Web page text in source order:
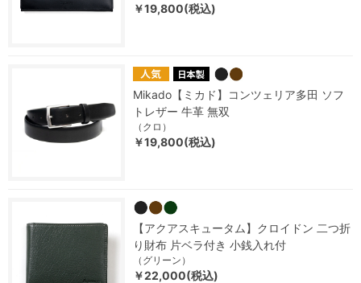
￥19,800(税込)
Mikado【ミカド】コンツェリア多田 ソフ
トレザー 牛革 無双
（クロ）
￥19,800(税込)
【アクアスキュータム】クロイドン 二つ折
り財布 片ベラ付き 小銭入れ付
（グリーン）
￥22,000(税込)